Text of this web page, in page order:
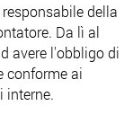
della
Da lì al
avere l'obbligo di
conforme ai
interne.